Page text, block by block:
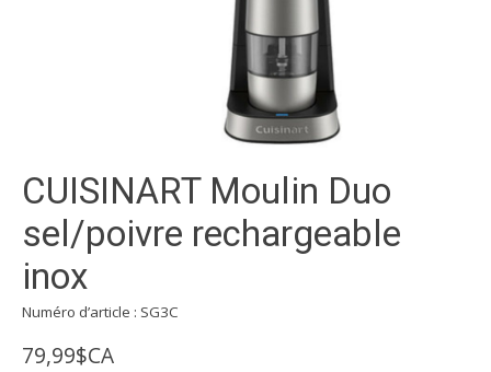
CUISINART Moulin Duo
sel/poivre rechargeable
inox
Numéro d’article : SG3C
79,99$CA